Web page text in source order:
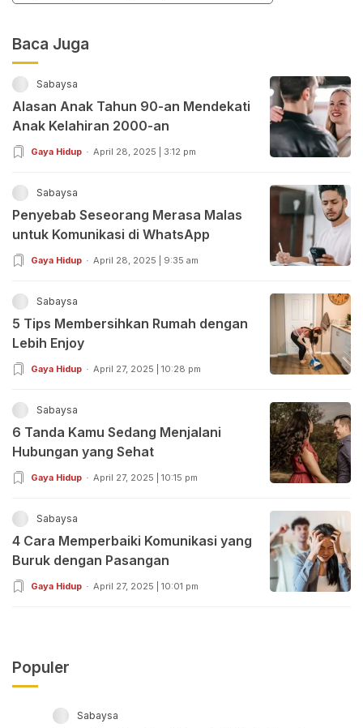
Baca Juga
Sabaysa
Alasan Anak Tahun 90-an Mendekati
Anak Kelahiran 2000-an
Gaya Hidup April 28, 2025 | 3:12 pm
Sabaysa
Penyebab Seseorang Merasa Malas
untuk Komunikasi di WhatsApp
Gaya Hidup April 28, 2025 | 9:35 am
Sabaysa
5 Tips Membersihkan Rumah dengan
Lebih Enjoy
Gaya Hidup April 27, 2025 | 10:28 pm
Sabaysa
6 Tanda Kamu Sedang Menjalani
Hubungan yang Sehat
Gaya Hidup April 27, 2025 | 10:15 pm
Sabaysa
4 Cara Memperbaiki Komunikasi yang
Buruk dengan Pasangan
Gaya Hidup April 27, 2025 | 10:01 pm
Populer
Sabaysa